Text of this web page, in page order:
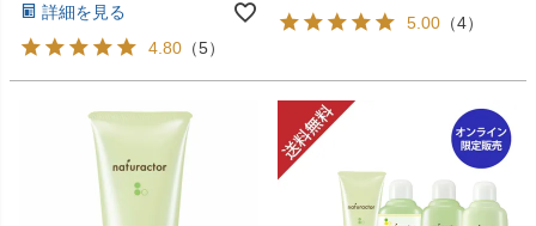
詳細を見る
4.80 （5）
5.00 （4）